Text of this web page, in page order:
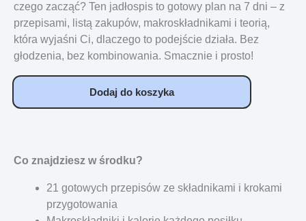
czego zacząć? Ten jadłospis to gotowy plan na 7 dni – z
przepisami, listą zakupów, makroskładnikami i teorią,
która wyjaśni Ci, dlaczego to podejście działa. Bez
głodzenia, bez kombinowania. Smacznie i prosto!
Dodaj do koszyka
Co znajdziesz w środku?
21 gotowych przepisów ze składnikami i krokami
przygotowania